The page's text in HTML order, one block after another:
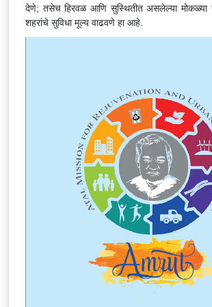
CONSTRUCTION OF MOTHER and
HOSPITAL (HIRKANI 450 BEDDED) AT PLOT
SECTOR NO 18, NEW PANVEL (W)
(NTEP) अंतर्गत प्रयोगशाळा तंत्रज्ञ (Lab Technician)
करीता दि. 17.04.2025 रोजी प्रसिद्ध करण्यात आलेल्या
तात्पुरते पात्र व अपात्र उमेदवारांची यादी प्रसिध्द करून
हरकती नोंदविणेबाबत.
पनवेल महानगरपालिका स्तरावरील राष्ट्रीय नागरी
अंतर्गत सार्वजनिक आरोग्य व्यवस्थापक (PHM) या पदाच्या
17.04.2025 रोजी प्रसिद्ध करण्यात आलेल्या
अपात्र उमेदवारांची यादी प्रसिध्द करून सदर यादीवर आक्षेप व
Court Cases (Till March 2025)
जाहीर नोटीस
धोकादायक/ अतिधोकादायक इमारतींबाबत जाहीर
पनवेल महानगरपालिका, राष्ट्रीय आरोग्य अभियान
पदभरती जाहिरात 2025-26
देणे; तसेच हिरवळ आणि सुस्थितीत असलेल्या मोकळ्या
शहरांचे सुविधा मूल्य वाढवणे हा आहे.